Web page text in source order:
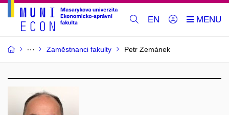
EN
Zaměstnanci fakulty Petr Zemánek